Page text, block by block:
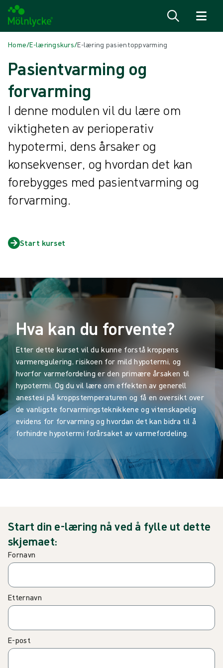
Home/E-læringskurs/E-læring pasientoppvarming
Pasientvarming og
forvarming
I denne modulen vil du lære om
viktigheten av perioperativ
hypotermi, dens årsaker og
konsekvenser, og hvordan det kan
forebygges med pasientvarming og
forvarming.
Start kurset
Hva kan du forvente?
Etter dette kurset vil du kunne forstå kroppens
varmeregulering, risikoen for mild hypotermi, og
hvorfor varmefordeling er den primære årsaken til
hypotermi. Og du vil lære om effekten av generell
anestesi på kroppstemperaturen og få en oversikt over
de vanligste forvarmingsteknikkene og vitenskapelig
evidens for forvarming og hvordan det kan bidra til å
forhindre hypotermi forårsaket av varmefordeling.
Start din e-læring nå ved å fylle ut dette
skjemaet:
Fornavn
Etternavn
E-post